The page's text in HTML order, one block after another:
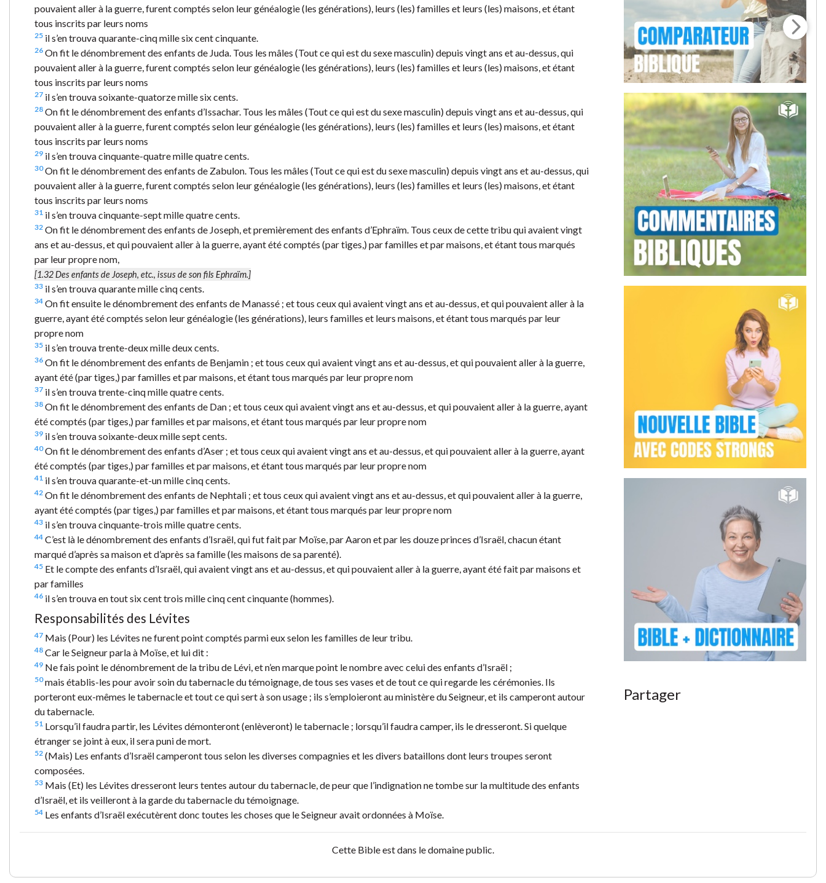
pouvaient aller à la guerre, furent comptés selon leur généalogie (les générations), leurs (les) familles et leurs (les) maisons, et étant
tous inscrits par leurs noms
25 il s’en trouva quarante-cinq mille six cent cinquante.
26 On fit le dénombrement des enfants de Juda. Tous les mâles (Tout ce qui est du sexe masculin) depuis vingt ans et au-dessus, qui
pouvaient aller à la guerre, furent comptés selon leur généalogie (les générations), leurs (les) familles et leurs (les) maisons, et étant
tous inscrits par leurs noms
27 il s’en trouva soixante-quatorze mille six cents.
28 On fit le dénombrement des enfants d’Issachar. Tous les mâles (Tout ce qui est du sexe masculin) depuis vingt ans et au-dessus, qui
pouvaient aller à la guerre, furent comptés selon leur généalogie (les générations), leurs (les) familles et leurs (les) maisons, et étant
tous inscrits par leurs noms
29 il s’en trouva cinquante-quatre mille quatre cents.
30On fit le dénombrement des enfants de Zabulon. Tous les mâles (Tout ce qui est du sexe masculin) depuis vingt ans et au-dessus, qui
pouvaient aller à la guerre, furent comptés selon leur généalogie (les générations), leurs (les) familles et leurs (les) maisons, et étant
tous inscrits par leurs noms
31 il s’en trouva cinquante-sept mille quatre cents.
32 On fit le dénombrement des enfants de Joseph, et premièrement des enfants d’Ephraïm. Tous ceux de cette tribu qui avaient vingt
ans et au-dessus, et qui pouvaient aller à la guerre, ayant été comptés (par tiges,) par familles et par maisons, et étant tous marqués
par leur propre nom,
[1.32Des enfants de Joseph, etc., issus de son fils Ephraïm.]
33 il s’en trouva quarante mille cinq cents.
34 On fit ensuite le dénombrement des enfants de Manassé ; et tous ceux qui avaient vingt ans et au-dessus, et qui pouvaient aller à la
guerre, ayant été comptés selon leur généalogie (les générations), leurs familles et leurs maisons, et étant tous marqués par leur
propre nom
35 il s’en trouva trente-deux mille deux cents.
36 On fit le dénombrement des enfants de Benjamin ; et tous ceux qui avaient vingt ans et au-dessus, et qui pouvaient aller à la guerre,
ayant été (par tiges,) par familles et par maisons, et étant tous marqués par leur propre nom
37 il s’en trouva trente-cinq mille quatre cents.
38 On fit le dénombrement des enfants de Dan ; et tous ceux qui avaient vingt ans et au-dessus, et qui pouvaient aller à la guerre, ayant
été comptés (par tiges,) par familles et par maisons, et étant tous marqués par leur propre nom
39 il s’en trouva soixante-deux mille sept cents.
40On fit le dénombrement des enfants d’Aser ; et tous ceux qui avaient vingt ans et au-dessus, et qui pouvaient aller à la guerre, ayant
été comptés (par tiges,) par familles et par maisons, et étant tous marqués par leur propre nom
41 il s’en trouva quarante-et-un mille cinq cents.
42 On fit le dénombrement des enfants de Nephtali ; et tous ceux qui avaient vingt ans et au-dessus, et qui pouvaient aller à la guerre,
ayant été comptés (par tiges,) par familles et par maisons, et étant tous marqués par leur propre nom
43 il s’en trouva cinquante-trois mille quatre cents.
44 C’est là le dénombrement des enfants d’Israël, qui fut fait par Moïse, par Aaron et par les douze princes d’Israël, chacun étant
marqué d’après sa maison et d’après sa famille (les maisons de sa parenté).
45 Et le compte des enfants d’Israël, qui avaient vingt ans et au-dessus, et qui pouvaient aller à la guerre, ayant été fait par maisons et
par familles
46 il s’en trouva en tout six cent trois mille cinq cent cinquante (hommes).
Responsabilités des Lévites
47 Mais (Pour) les Lévites ne furent point comptés parmi eux selon les familles de leur tribu.
48 Car le Seigneur parla à Moïse, et lui dit :
49 Ne fais point le dénombrement de la tribu de Lévi, et n’en marque point le nombre avec celui des enfants d’Israël ;
50mais établis-les pour avoir soin du tabernacle du témoignage, de tous ses vases et de tout ce qui regarde les cérémonies. Ils
porteront eux-mêmes le tabernacle et tout ce qui sert à son usage ; ils s’emploieront au ministère du Seigneur, et ils camperont autour
du tabernacle.
51 Lorsqu’il faudra partir, les Lévites démonteront (enlèveront) le tabernacle ; lorsqu’il faudra camper, ils le dresseront. Si quelque
étranger se joint à eux, il sera puni de mort.
52 (Mais) Les enfants d’Israël camperont tous selon les diverses compagnies et les divers bataillons dont leurs troupes seront
composées.
53 Mais (Et) les Lévites dresseront leurs tentes autour du tabernacle, de peur que l’indignation ne tombe sur la multitude des enfants
d’Israël, et ils veilleront à la garde du tabernacle du témoignage.
54 Les enfants d’Israël exécutèrent donc toutes les choses que le Seigneur avait ordonnées à Moïse.
Partager
Cette Bible est dans le domaine public.